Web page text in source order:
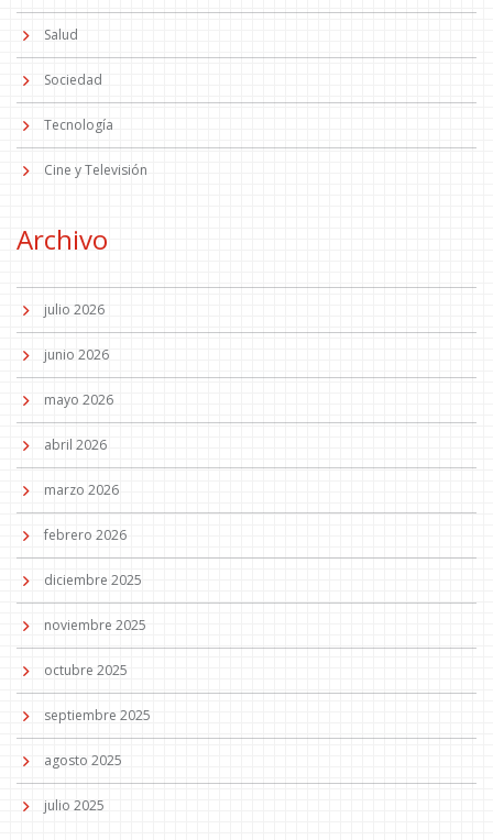
Salud
Sociedad
Tecnología
Cine y Televisión
Archivo
julio 2026
junio 2026
mayo 2026
abril 2026
marzo 2026
febrero 2026
diciembre 2025
noviembre 2025
octubre 2025
septiembre 2025
agosto 2025
julio 2025